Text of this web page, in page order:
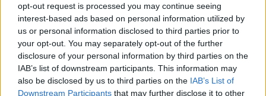
opt-out request is processed you may continue seeing
interest-based ads based on personal information utilized by
us or personal information disclosed to third parties prior to
your opt-out. You may separately opt-out of the further
disclosure of your personal information by third parties on the
IAB’s list of downstream participants. This information may
also be disclosed by us to third parties on the IAB’s List of
Downstream Participants that may further disclose it to other
08/08/2026 - 14:08 ΕΛΛΑΔΑ
Ειδικό Χωροταξικό για τον Τουρισμό: Οι νέοι
κανόνες για επενδύσεις, νησιά και προορισμούς υπό
πίεση
08/08/2026 - 13:21 ΤΟΥΡΙΣΜΟΣ